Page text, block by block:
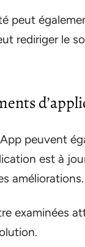
peut
rediriger le
peuvent
est à
améliorations.
examinées